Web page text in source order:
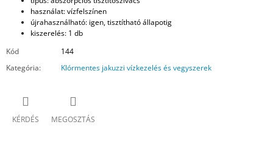
használat: vízfelszínen
újrahasználható: igen, tisztítható állapotig
kiszerelés: 1 db
Kód
144
Kategória: Klórmentes jakuzzi vízkezelés és vegyszerek
KÉRDÉS MEGOSZTÁS